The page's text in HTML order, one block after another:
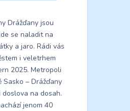
Drážďany jsou
se naladit na
a jaro. Rádi vás
i veletrhem
2025. Metropoli
Sasko – Drážďany
doslova na dosah.
jenom 40